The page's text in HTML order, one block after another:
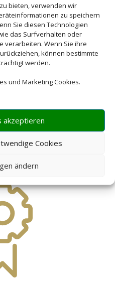
bieten, verwenden wir
zu speichern
Sie diesen Technologien
das Surfverhalten oder
verarbeiten. Wenn Sie ihre
können bestimmte
werden.
und Marketing Cookies.
akzeptieren
Cookies
ändernweltweit!